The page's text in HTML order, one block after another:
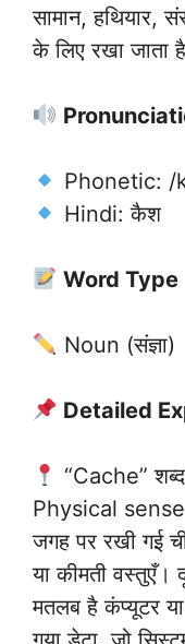
सामान, हथियार,
के लिए रखा जाता
Phonetic:
Hindi: कैश
Word Type
Noun (संज्ञा)
Detailed
“Cache”
Physical sense
जगह पर रखी गई
या कीमती
मतलब है कंप्यूटर